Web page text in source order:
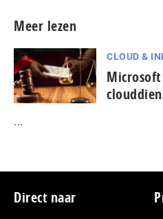
Meer lezen
CLOUD &
...
Footer
Direct naar